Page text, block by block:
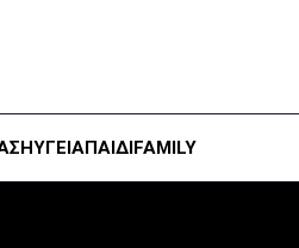
ΥΓΕΊΑΠΑΙΔΙFAMILY